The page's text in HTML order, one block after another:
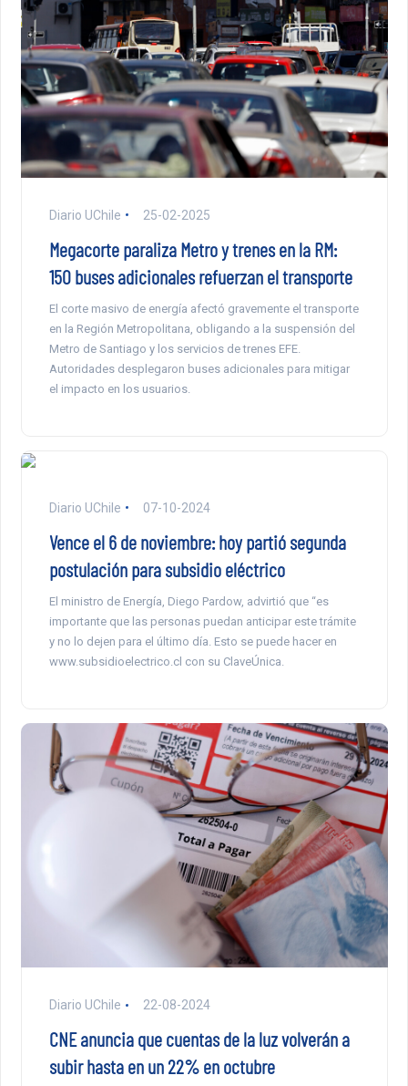
Diario UChile 25-02-2025
Megacorte paraliza Metro y trenes en la RM:
150 buses adicionales refuerzan el transporte
El corte masivo de energía afectó gravemente el transporte
en la Región Metropolitana, obligando a la suspensión del
Metro de Santiago y los servicios de trenes EFE.
Autoridades desplegaron buses adicionales para mitigar
el impacto en los usuarios.
Diario UChile 07-10-2024
Vence el 6 de noviembre: hoy partió segunda
postulación para subsidio eléctrico
El ministro de Energía, Diego Pardow, advirtió que “es
importante que las personas puedan anticipar este trámite
y no lo dejen para el último día. Esto se puede hacer en
www.subsidioelectrico.cl con su ClaveÚnica.
Diario UChile 22-08-2024
CNE anuncia que cuentas de la luz volverán a
subir hasta en un 22% en octubre